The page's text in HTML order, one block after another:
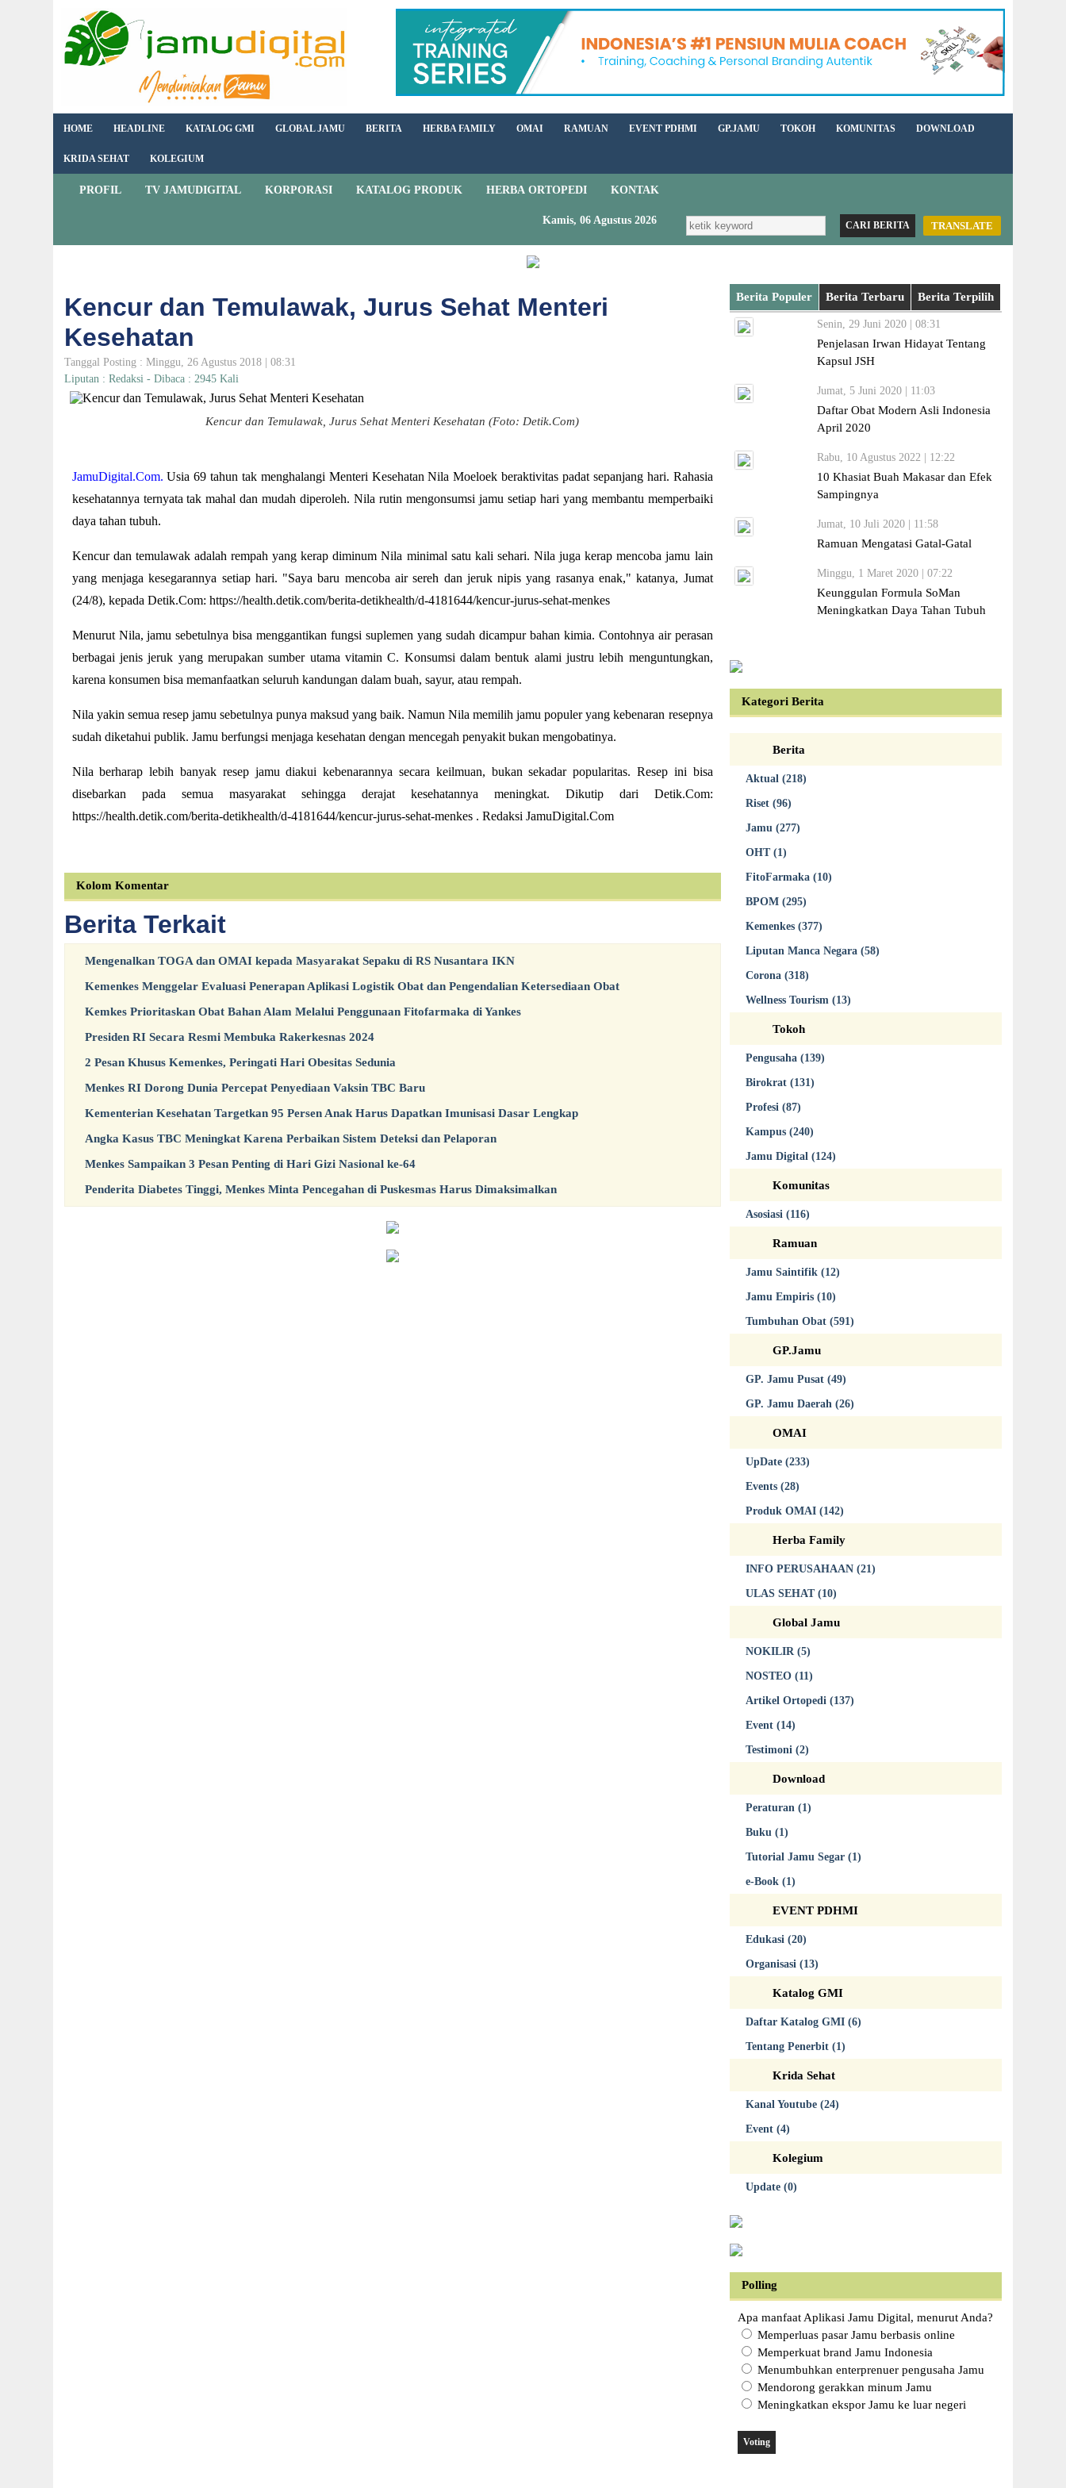
HOME HEADLINE KATALOG GMI GLOBAL JAMU BERITA HERBA FAMILY OMAI RAMUAN EVENT PDHMI GP.JAMU TOKOH KOMUNITAS DOWNLOAD
KRIDA SEHAT KOLEGIUM
PROFIL TV JAMUDIGITAL KORPORASI KATALOG PRODUK HERBA ORTOPEDI KONTAK
TRANSLATE
Kamis, 06 Agustus 2026
Kencur dan Temulawak, Jurus Sehat Menteri
Kesehatan
Tanggal Posting : Minggu, 26 Agustus 2018 | 08:31
Liputan : Redaksi - Dibaca : 2945 Kali
Kencur dan Temulawak, Jurus Sehat Menteri Kesehatan (Foto: Detik.Com)
JamuDigital.Com. Usia 69 tahun tak menghalangi Menteri Kesehatan Nila Moeloek beraktivitas padat sepanjang hari. Rahasia
kesehatannya ternyata tak mahal dan mudah diperoleh. Nila rutin mengonsumsi jamu setiap hari yang membantu memperbaiki
daya tahan tubuh.
Kencur dan temulawak adalah rempah yang kerap diminum Nila minimal satu kali sehari. Nila juga kerap mencoba jamu lain
yang menjaga kesegarannya setiap hari. "Saya baru mencoba air sereh dan jeruk nipis yang rasanya enak," katanya, Jumat
(24/8), kepada Detik.Com: https://health.detik.com/berita-detikhealth/d-4181644/kencur-jurus-sehat-menkes
Menurut Nila, jamu sebetulnya bisa menggantikan fungsi suplemen yang sudah dicampur bahan kimia. Contohnya air perasan
berbagai jenis jeruk yang merupakan sumber utama vitamin C. Konsumsi dalam bentuk alami justru lebih menguntungkan,
karena konsumen bisa memanfaatkan seluruh kandungan dalam buah, sayur, atau rempah.
Nila yakin semua resep jamu sebetulnya punya maksud yang baik. Namun Nila memilih jamu populer yang kebenaran resepnya
sudah diketahui publik. Jamu berfungsi menjaga kesehatan dengan mencegah penyakit bukan mengobatinya.
Nila berharap lebih banyak resep jamu diakui kebenarannya secara keilmuan, bukan sekadar popularitas. Resep ini bisa
disebarkan pada semua masyarakat sehingga derajat kesehatannya meningkat. Dikutip dari Detik.Com:
https://health.detik.com/berita-detikhealth/d-4181644/kencur-jurus-sehat-menkes . Redaksi JamuDigital.Com
Kolom Komentar
Berita Terkait
Mengenalkan TOGA dan OMAI kepada Masyarakat Sepaku di RS Nusantara IKN
Kemenkes Menggelar Evaluasi Penerapan Aplikasi Logistik Obat dan Pengendalian Ketersediaan Obat
Kemkes Prioritaskan Obat Bahan Alam Melalui Penggunaan Fitofarmaka di Yankes
Presiden RI Secara Resmi Membuka Rakerkesnas 2024
2 Pesan Khusus Kemenkes, Peringati Hari Obesitas Sedunia
Menkes RI Dorong Dunia Percepat Penyediaan Vaksin TBC Baru
Kementerian Kesehatan Targetkan 95 Persen Anak Harus Dapatkan Imunisasi Dasar Lengkap
Angka Kasus TBC Meningkat Karena Perbaikan Sistem Deteksi dan Pelaporan
Menkes Sampaikan 3 Pesan Penting di Hari Gizi Nasional ke-64
Penderita Diabetes Tinggi, Menkes Minta Pencegahan di Puskesmas Harus Dimaksimalkan
Berita Populer Berita Terbaru Berita Terpilih
Senin, 29 Juni 2020 | 08:31
Penjelasan Irwan Hidayat Tentang
Kapsul JSH
Jumat, 5 Juni 2020 | 11:03
Daftar Obat Modern Asli Indonesia
April 2020
Rabu, 10 Agustus 2022 | 12:22
10 Khasiat Buah Makasar dan Efek
Sampingnya
Jumat, 10 Juli 2020 | 11:58
Ramuan Mengatasi Gatal-Gatal
Minggu, 1 Maret 2020 | 07:22
Keunggulan Formula SoMan
Meningkatkan Daya Tahan Tubuh
Kategori Berita
Berita
Aktual (218)
Riset (96)
Jamu (277)
OHT (1)
FitoFarmaka (10)
BPOM (295)
Kemenkes (377)
Liputan Manca Negara (58)
Corona (318)
Wellness Tourism (13)
Tokoh
Pengusaha (139)
Birokrat (131)
Profesi (87)
Kampus (240)
Jamu Digital (124)
Komunitas
Asosiasi (116)
Ramuan
Jamu Saintifik (12)
Jamu Empiris (10)
Tumbuhan Obat (591)
GP.Jamu
GP. Jamu Pusat (49)
GP. Jamu Daerah (26)
OMAI
UpDate (233)
Events (28)
Produk OMAI (142)
Herba Family
INFO PERUSAHAAN (21)
ULAS SEHAT (10)
Global Jamu
NOKILIR (5)
NOSTEO (11)
Artikel Ortopedi (137)
Event (14)
Testimoni (2)
Download
Peraturan (1)
Buku (1)
Tutorial Jamu Segar (1)
e-Book (1)
EVENT PDHMI
Edukasi (20)
Organisasi (13)
Katalog GMI
Daftar Katalog GMI (6)
Tentang Penerbit (1)
Krida Sehat
Kanal Youtube (24)
Event (4)
Kolegium
Update (0)
Polling
Apa manfaat Aplikasi Jamu Digital, menurut Anda?
Memperluas pasar Jamu berbasis online
Memperkuat brand Jamu Indonesia
Menumbuhkan enterprenuer pengusaha Jamu
Mendorong gerakkan minum Jamu
Meningkatkan ekspor Jamu ke luar negeri